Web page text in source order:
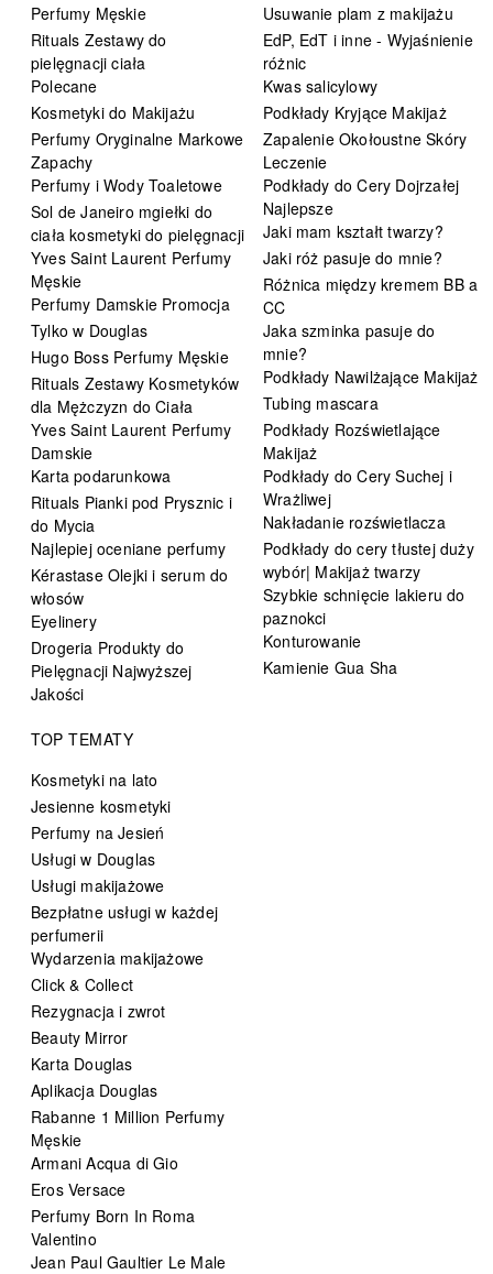
Perfumy Męskie
Rituals Zestawy do
pielęgnacji ciała
Polecane
Kosmetyki do Makijażu
Perfumy Oryginalne Markowe
Zapachy
Perfumy i Wody Toaletowe
Sol de Janeiro mgiełki do
ciała kosmetyki do pielęgnacji
Yves Saint Laurent Perfumy
Męskie
Perfumy Damskie Promocja
Tylko w Douglas
Hugo Boss Perfumy Męskie
Rituals Zestawy Kosmetyków
dla Mężczyzn do Ciała
Yves Saint Laurent Perfumy
Damskie
Karta podarunkowa
Rituals Pianki pod Prysznic i
do Mycia
Najlepiej oceniane perfumy
Kérastase Olejki i serum do
włosów
Eyelinery
Drogeria Produkty do
Pielęgnacji Najwyższej
Jakości
Usuwanie plam z makijażu
EdP, EdT i inne - Wyjaśnienie
różnic
Kwas salicylowy
Podkłady Kryjące Makijaż
Zapalenie Okołoustne Skóry
Leczenie
Podkłady do Cery Dojrzałej
Najlepsze
Jaki mam kształt twarzy?
Jaki róż pasuje do mnie?
Różnica między kremem BB a
CC
Jaka szminka pasuje do
mnie?
Podkłady Nawilżające Makijaż
Tubing mascara
Podkłady Rozświetlające
Makijaż
Podkłady do Cery Suchej i
Wrażliwej
Nakładanie rozświetlacza
Podkłady do cery tłustej duży
wybór| Makijaż twarzy
Szybkie schnięcie lakieru do
paznokci
Konturowanie
Kamienie Gua Sha
TOP TEMATY
Kosmetyki na lato
Jesienne kosmetyki
Perfumy na Jesień
Usługi w Douglas
Usługi makijażowe
Bezpłatne usługi w każdej
perfumerii
Wydarzenia makijażowe
Click & Collect
Rezygnacja i zwrot
Beauty Mirror
Karta Douglas
Aplikacja Douglas
Rabanne 1 Million Perfumy
Męskie
Armani Acqua di Gio
Eros Versace
Perfumy Born In Roma
Valentino
Jean Paul Gaultier Le Male